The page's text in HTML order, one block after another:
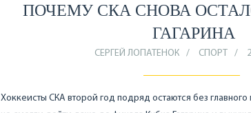
ПОЧЕМУ СКА СНОВА
ГАГАРИНА
СЕРГЕЙ ЛОПАТЕНОК СПОРТ
Хоккеисты СКА второй год подряд остаются без